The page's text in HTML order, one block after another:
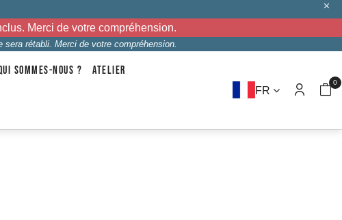
Merci de votre compréhension.
rétabli. Merci de votre compréhension.
SOMMES-NOUS ? ATELIER
FR
0